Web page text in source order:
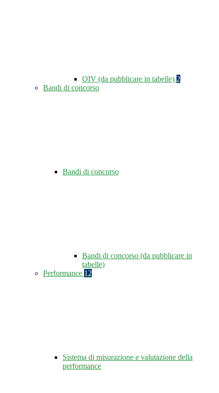
OIV (da pubblicare in tabelle) 2
Bandi di concorso
Bandi di concorso
Bandi di concorso (da pubblicare in
tabelle)
Performance 12
Sistema di misurazione e valutazione della
performance